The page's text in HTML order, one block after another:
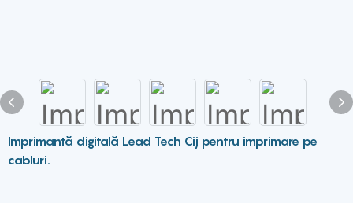
Imprimantă digitală Lead Tech Cij pentru imprimare pe
cabluri.